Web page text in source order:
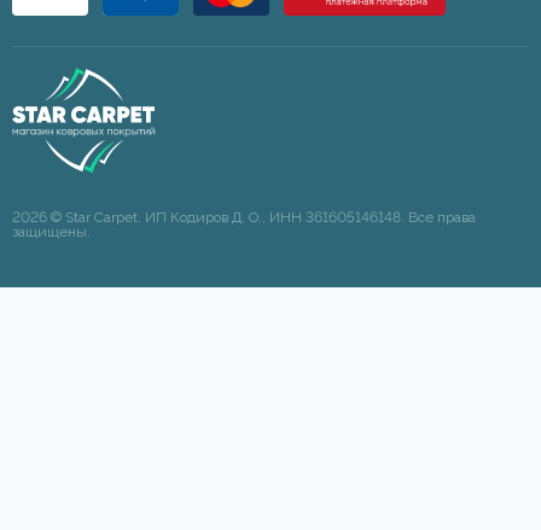
2026 © Star Carpet. ИП Кодиров Д. О., ИНН 361605146148. Все права
защищены.